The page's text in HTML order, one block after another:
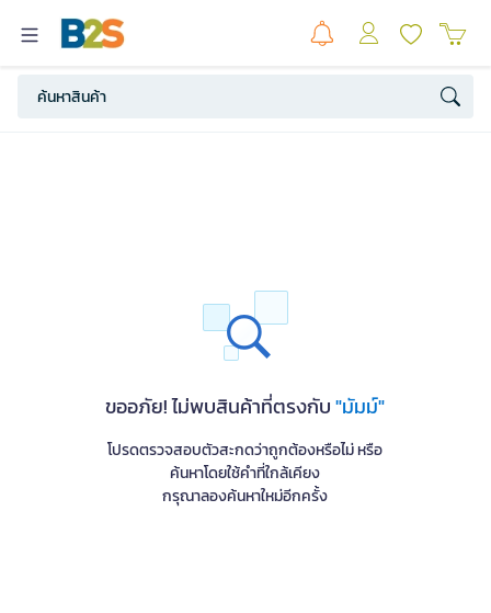
ขออภัย! ไม่พบสินค้าที่ตรงกับ"มัมม์"
โปรดตรวจสอบตัวสะกดว่าถูกต้องหรือไม่ หรือ
ค้นหาโดยใช้คำที่ใกล้เคียง
กรุณาลองค้นหาใหม่อีกครั้ง